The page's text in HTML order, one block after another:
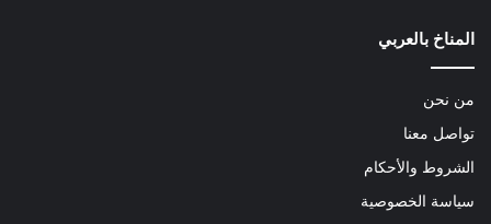
المناخ بالعربي
من نحن
تواصل معنا
الشروط والأحكام
سياسة الخصوصية